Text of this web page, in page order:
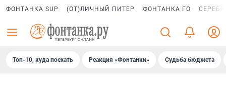
ФОНТАНКА SUP (ОТ)ЛИЧНЫЙ ПИТЕР ФОНТАНКА ГО
Топ-10, куда поехать Реакция «Фонтанки» Судьба бюджета